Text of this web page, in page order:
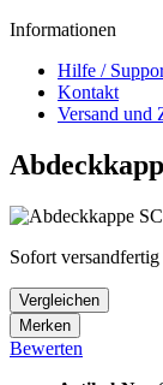
Informationen
Hilfe /
Kontakt
Versand und
Sofort versandfertig
Vergleichen
Merken
Bewerten